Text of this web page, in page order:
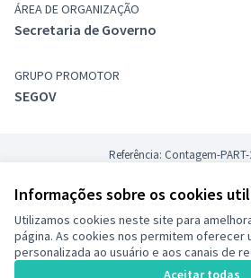
Informações sobre os cookies
Utilizamos cookies neste site para
página. As cookies nos permitem oferecer
personalizada ao usuário e aos canais de
Aceitar todas
ÁREA DE ORGANIZAÇÃO
Secretaria de Governo
GRUPO PROMOTOR
SEGOV
Referência: Contagem-PART-
Termos de serviço
Configurações de cookies
Decide Contagem no Instagram
(Link externo)
Etapas
do